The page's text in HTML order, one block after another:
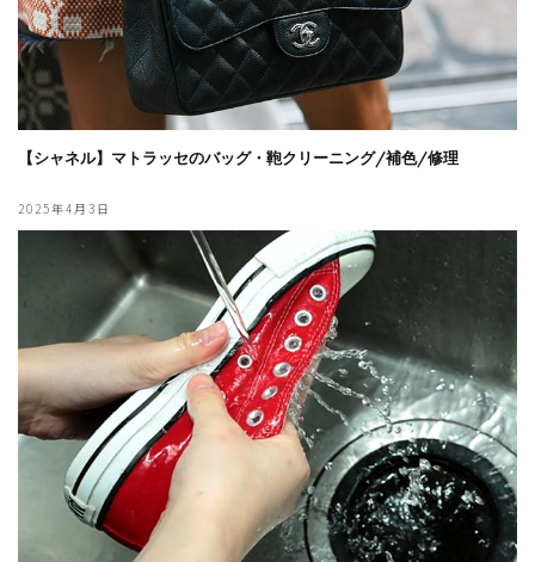
【シャネル】マトラッセのバッグ・鞄クリーニング/補色/修理
2025年4月3日